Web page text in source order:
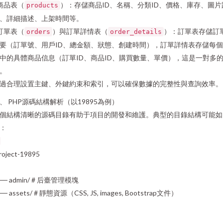
品表（ products ）：存儲商品ID、名稱、分類ID、價格、庫存、圖片
詳細描述、上架時間等。
單表（ orders ）與訂單詳情表（ order_details ）：訂單表存儲訂
（訂單號、用戶ID、總金額、狀態、創建時間），訂單詳情表存儲每
的具體商品信息（訂單ID、商品ID、購買數量、單價），這是一對多
合理設置主鍵、外鍵約束和索引，可以確保數據的完整性與查詢效率。
PHP源碼結構解析（以19895為例）
結構清晰的源碼目錄有助于項目的開發和維護。典型的目錄結構可能如
19895
admin/ # 后臺管理模塊
assets/ # 靜態資源（CSS, JS, images, Bootstrap文件）